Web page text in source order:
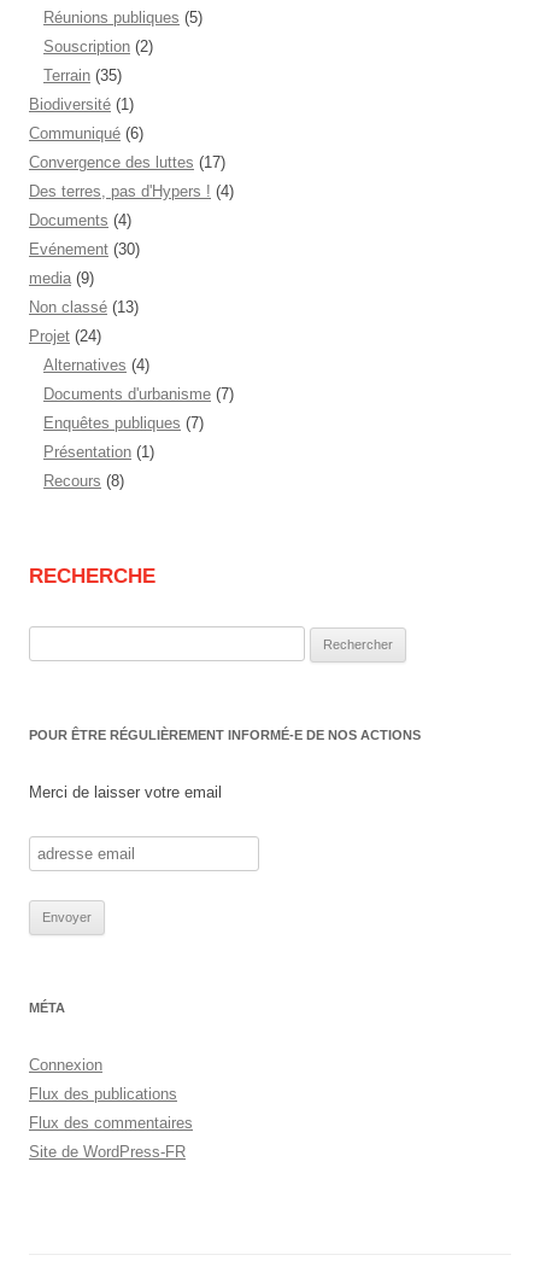
Réunions publiques (5)
Souscription (2)
Terrain (35)
Biodiversité (1)
Communiqué (6)
Convergence des luttes (17)
Des terres, pas d'Hypers ! (4)
Documents (4)
Evénement (30)
media (9)
Non classé (13)
Projet (24)
Alternatives (4)
Documents d'urbanisme (7)
Enquêtes publiques (7)
Présentation (1)
Recours (8)
RECHERCHE
POUR ÊTRE RÉGULIÈREMENT INFORMÉ-E DE NOS ACTIONS
Merci de laisser votre email
MÉTA
Connexion
Flux des publications
Flux des commentaires
Site de WordPress-FR